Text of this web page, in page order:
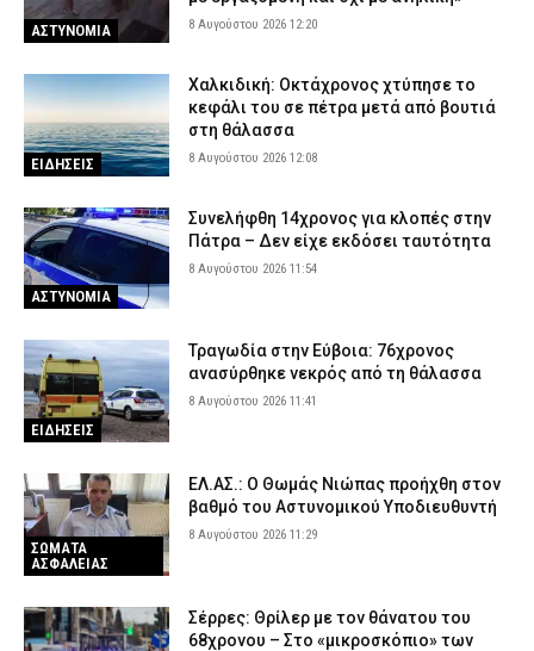
μαχαίρι και τραυμάτισε δύο άτομα!
ΔΙΕΘΝΗ 7 Αυγούστου 2026 22:36
ΑΣΤΥΝΟΜΙΑ 8 Αυγούστου 2026 12:20
ΕΙΔΗΣΕΙΣ
Χαλκιδική: Οκτάχρονος χτύπησε το
κεφάλι του σε πέτρα μετά από βουτιά
στη θάλασσα
8 Αυγούστου 2026 12:08
ΑΣΤΥΝΟΜΙΑ
Συνελήφθη 14χρονος για κλοπές στην
Πάτρα – Δεν είχε εκδόσει ταυτότητα
8 Αυγούστου 2026 11:54
ΕΙΔΗΣΕΙΣ
Τραγωδία στην Εύβοια: 76χρονος
ανασύρθηκε νεκρός από τη θάλασσα
8 Αυγούστου 2026 11:41
ΣΩΜΑΤΑ
ΑΣΦΑΛΕΙΑΣ
ΕΛ.ΑΣ.: Ο Θωμάς Νιώπας προήχθη στον
βαθμό του Αστυνομικού Υποδιευθυντή
8 Αυγούστου 2026 11:29
Σέρρες: Θρίλερ με τον θάνατου του
68χρονου – Στο «μικροσκόπιο» των